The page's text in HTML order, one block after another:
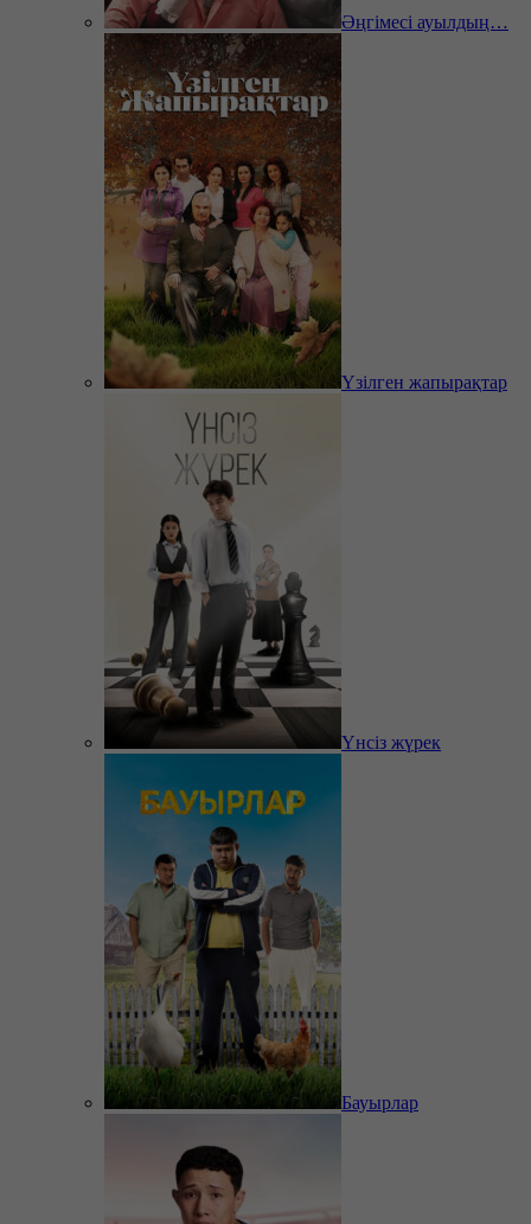
Әңгімесі ауылдың…
Үзілген жапырақтар
Үнсіз жүрек
Бауырлар